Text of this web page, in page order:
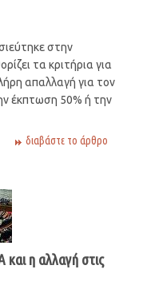
στην
τα κριτήρια για
απαλλαγή για τον
έκπτωση 50% ή την
διαβάστε το άρθρο
η αλλαγή στις